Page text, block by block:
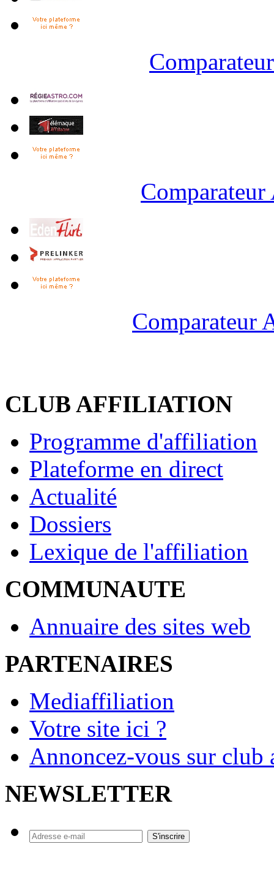
Comparateur
CLUB AFFILIATION
Programme d'affiliation
Plateforme en direct
Actualité
Dossiers
Lexique de l'affiliation
COMMUNAUTE
Annuaire des sites web
PARTENAIRES
Mediaffiliation
Votre site ici ?
Annoncez-vous sur
NEWSLETTER